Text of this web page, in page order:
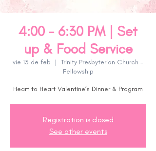
4:00 - 6:30 PM | Set
up & Food Service
vie 13 de feb
  |
Trinity Presbyterian Church -
Fellowship
Heart to Heart Valentine’s Dinner & Program
Registration is closed
See other events